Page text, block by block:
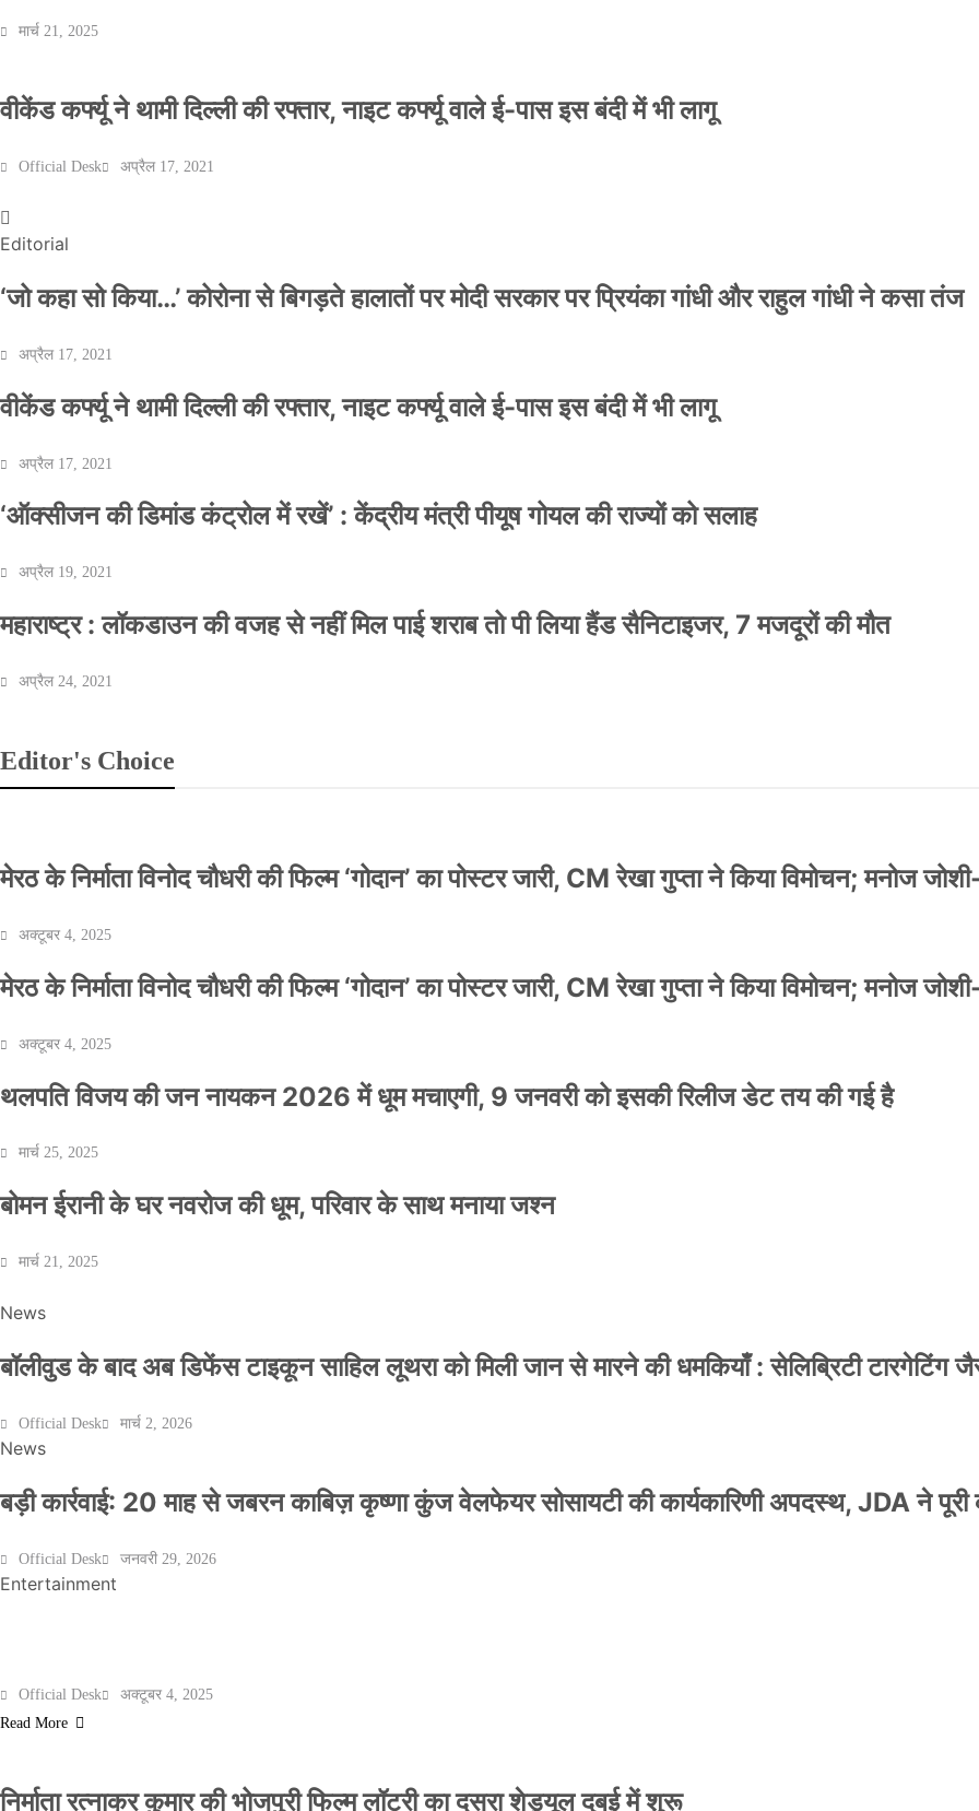
मार्च 21, 2025
वीकेंड कर्फ्यू ने थामी दिल्ली की रफ्तार, नाइट कर्फ्यू वाले ई-पास इस बंदी में भी लागू
Official Desk अप्रैल 17, 2021
Editorial
‘जो कहा सो किया…’ कोरोना से बिगड़ते हालातों पर मोदी सरकार पर प्रियंका गांधी और राहुल गांधी ने कसा तंज
अप्रैल 17, 2021
वीकेंड कर्फ्यू ने थामी दिल्ली की रफ्तार, नाइट कर्फ्यू वाले ई-पास इस बंदी में भी लागू
अप्रैल 17, 2021
‘ऑक्सीजन की डिमांड कंट्रोल में रखें’ : केंद्रीय मंत्री पीयूष गोयल की राज्यों को सलाह
अप्रैल 19, 2021
महाराष्ट्र : लॉकडाउन की वजह से नहीं मिल पाई शराब तो पी लिया हैंड सैनिटाइजर, 7 मजदूरों की मौत
अप्रैल 24, 2021
Editor's Choice
मेरठ के निर्माता विनोद चौधरी की फिल्म ‘गोदान’ का पोस्टर जारी, CM रेखा गुप्ता ने किया विमोचन; मनोज
अक्टूबर 4, 2025
मेरठ के निर्माता विनोद चौधरी की फिल्म ‘गोदान’ का पोस्टर जारी, CM रेखा गुप्ता ने किया विमोचन; मनोज
अक्टूबर 4, 2025
थलपति विजय की जन नायकन 2026 में धूम मचाएगी, 9 जनवरी को इसकी रिलीज डेट तय की गई है
मार्च 25, 2025
बोमन ईरानी के घर नवरोज की धूम, परिवार के साथ मनाया जश्न
मार्च 21, 2025
News
बॉलीवुड के बाद अब डिफेंस टाइकून साहिल लूथरा को मिली जान से मारने की धमकियाँ : सेलिब्रिटी टारगेटिंग
Official Desk मार्च 2, 2026
News
बड़ी कार्रवाई: 20 माह से जबरन काबिज़ कृष्णा कुंज वेलफेयर सोसायटी की कार्यकारिणी अपदस्थ, JDA ने पूरी
Official Desk जनवरी 29, 2026
Entertainment
Official Desk
अक्टूबर 4, 2025
Read More
निर्माता रत्नाकर कुमार की भोजपुरी फिल्म लॉटरी का दूसरा शेड्यूल दुबई में शुरू